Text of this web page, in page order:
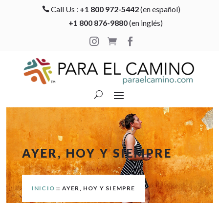
 Call Us : +1 800 972-5442(en español)
+1 800 876-9880(en inglés)

 
AYER, HOY Y SIEMPRE
INICIO :: AYER, HOY Y SIEMPRE